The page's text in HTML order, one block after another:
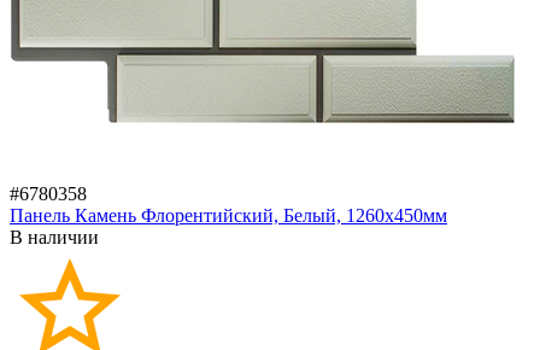
#6780358
Панель Камень Флорентийский, Белый, 1260х450мм
В наличии